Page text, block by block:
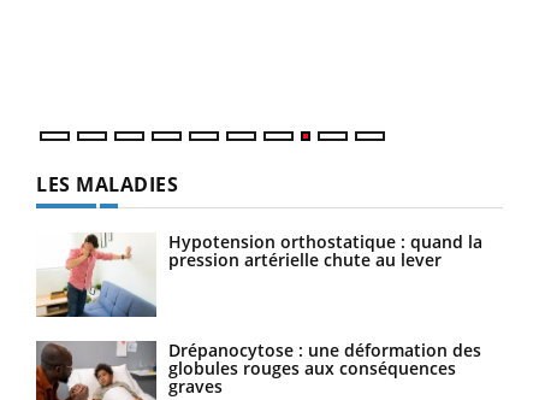
LES MALADIES
Hypotension orthostatique : quand la
pression artérielle chute au lever
Drépanocytose : une déformation des
globules rouges aux conséquences
graves